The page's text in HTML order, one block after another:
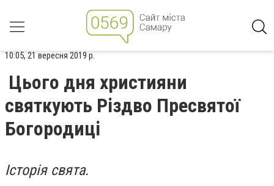
10:05, 21 вересня 2019 р.
Цього дня християни
святкують Різдво Пресвятої
Богородиці
Історія свята.